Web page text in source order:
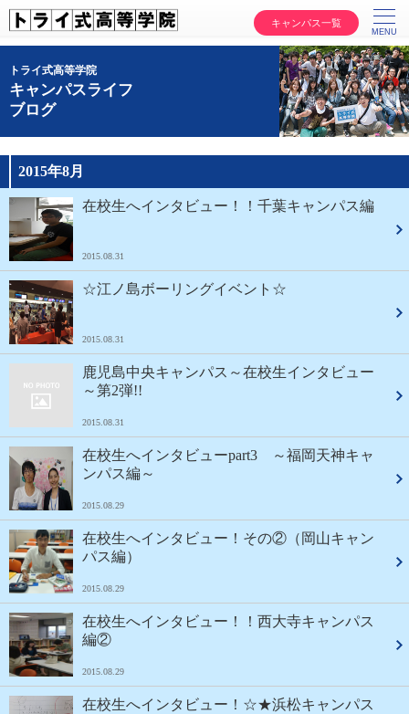
キャンパス一覧
トライ式高等学院
キャンパスライフ
ブログ
2015年8月
在校生へインタビュー！！千葉キャンパス編
2015.08.31
☆江ノ島ボーリングイベント☆
2015.08.31
鹿児島中央キャンパス～在校生インタビュー
～第2弾!!
2015.08.31
在校生へインタビューpart3 ～福岡天神キャ
ンパス編～
2015.08.29
在校生へインタビュー！その②（岡山キャン
パス編）
2015.08.29
在校生へインタビュー！！西大寺キャンパス
編②
2015.08.29
在校生へインタビュー！☆★浜松キャンパス